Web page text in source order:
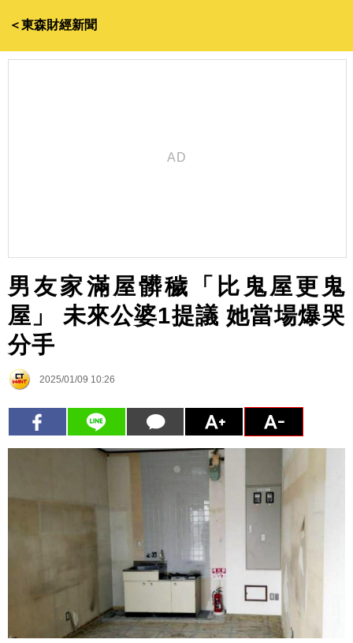
＜東森財經新聞
男友家滿屋髒穢「比鬼屋更鬼
屋」 未來公婆1提議 她當場爆哭
分手
2025/01/09 10:26